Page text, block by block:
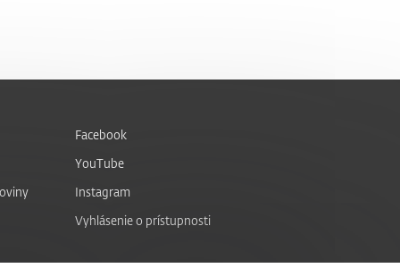
Facebook
YouTube
Instagram
Vyhlásenie o prístupnosti